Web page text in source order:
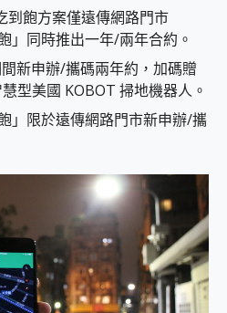
到飽方案僅遠傳網路門市
」同時推出一年/兩年合約。
新申辦/攜碼兩年約，加碼贈
型美國 KOBOT 掃地機器人。
」限於遠傳網路門市新申辦/攜